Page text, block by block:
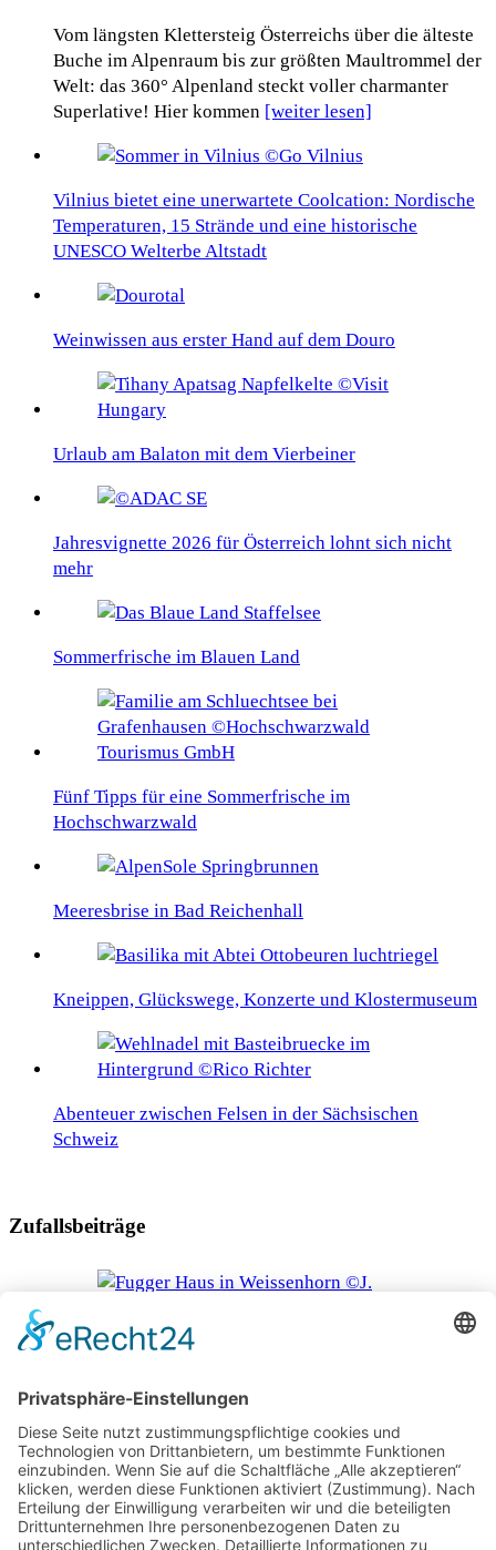
Vom längsten Klettersteig Österreichs über die älteste
Buche im Alpenraum bis zur größten Maultrommel der
Welt: das 360° Alpenland steckt voller charmanter
Superlative! Hier kommen [weiter lesen]
Vilnius bietet eine unerwartete Coolcation: Nordische
Temperaturen, 15 Strände und eine historische
UNESCO Welterbe Altstadt
Weinwissen aus erster Hand auf dem Douro
Urlaub am Balaton mit dem Vierbeiner
Jahresvignette 2026 für Österreich lohnt sich nicht
mehr
Sommerfrische im Blauen Land
Fünf Tipps für eine Sommerfrische im
Hochschwarzwald
Meeresbrise in Bad Reichenhall
Kneippen, Glückswege, Konzerte und Klostermuseum
Abenteuer zwischen Felsen in der Sächsischen
Schweiz
Zufallsbeiträge
Bayerisch-Schwaben feiert Jakob Fugger
Digitaler denn je, die Autobahngebühren 2026